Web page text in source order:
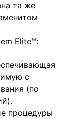
та же
Elite™:
с
(по
процедуры